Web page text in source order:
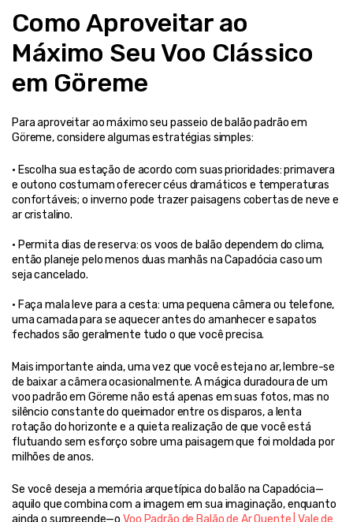
Como Aproveitar ao
Máximo Seu Voo Clássico
em Göreme
Para aproveitar ao máximo seu passeio de balão padrão em
Göreme, considere algumas estratégias simples:
• Escolha sua estação de acordo com suas prioridades: primavera
e outono costumam oferecer céus dramáticos e temperaturas
confortáveis; o inverno pode trazer paisagens cobertas de neve e
ar cristalino.
• Permita dias de reserva: os voos de balão dependem do clima,
então planeje pelo menos duas manhãs na Capadócia caso um
seja cancelado.
• Faça mala leve para a cesta: uma pequena câmera ou telefone,
uma camada para se aquecer antes do amanhecer e sapatos
fechados são geralmente tudo o que você precisa.
Mais importante ainda, uma vez que você esteja no ar, lembre-se
de baixar a câmera ocasionalmente. A mágica duradoura de um
voo padrão em Göreme não está apenas em suas fotos, mas no
silêncio constante do queimador entre os disparos, a lenta
rotação do horizonte e a quieta realização de que você está
flutuando sem esforço sobre uma paisagem que foi moldada por
milhões de anos.
Se você deseja a memória arquetípica do balão na Capadócia—
aquilo que combina com a imagem em sua imaginação, enquanto